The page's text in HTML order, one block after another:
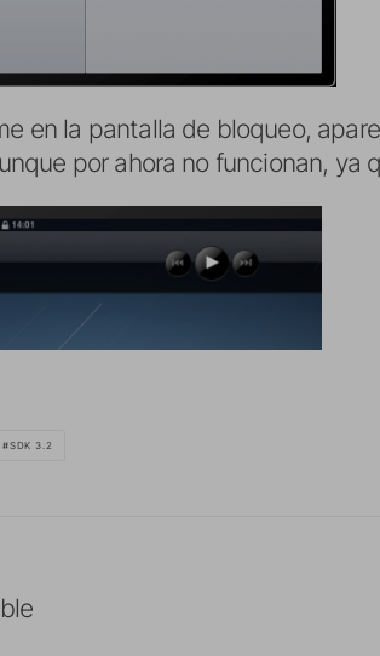
en la pantalla de bloqueo,
por ahora no funcionan, ya
SDK 3.2